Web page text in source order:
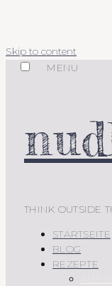
Skip to content
MENU
THINK OUTSIDE
STARTSEITE
BLOG
REZEPTE